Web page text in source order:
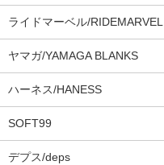
ライドマーベル/RIDEMARVEL
ヤマガ/YAMAGA BLANKS
ハーネス/HANESS
SOFT99
デプス/deps